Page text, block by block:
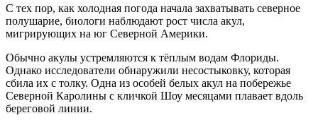
С тех пор, как холодная погода начала захватывать северное
полушарие, биологи наблюдают рост числа акул,
мигрирующих на юг Северной Америки.
Обычно акулы устремляются к тёплым водам Флориды.
Однако исследователи обнаружили несостыковку, которая
сбила их с толку. Одна из особей белых акул на побережье
Северной Каролины с кличкой Шоу месяцами плавает вдоль
береговой линии.